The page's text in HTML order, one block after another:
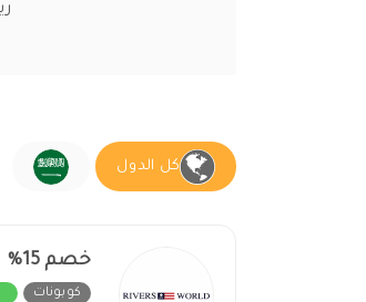
كل الدول
خصم 15%
كوبونات